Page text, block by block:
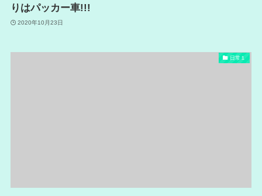
りはパッカー車!!!
2020年10月23日
日常１